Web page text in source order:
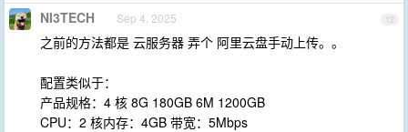
12
NI3TECH Sep 4, 2025
之前的方法都是 云服务器 弄个 阿里云盘手动上传。。
配置类似于：
产品规格：4 核 8G 180GB 6M 1200GB
CPU：2 核内存：4GB 带宽：5Mbps